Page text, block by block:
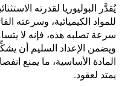
يُقدَّر البوليوريا لقدرته
للمواد الكيميائية، وسرعته
سرعة تصلبه هذه، فإنه لا
ويضمن الإعداد السليم أن يشكِّل
المادة الأساسية، ما يمنع
يمتد لعقود.